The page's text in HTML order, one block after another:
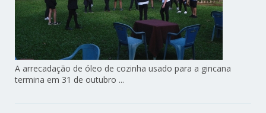
A arrecadação de óleo de cozinha usado para a gincana
termina em 31 de outubro ...